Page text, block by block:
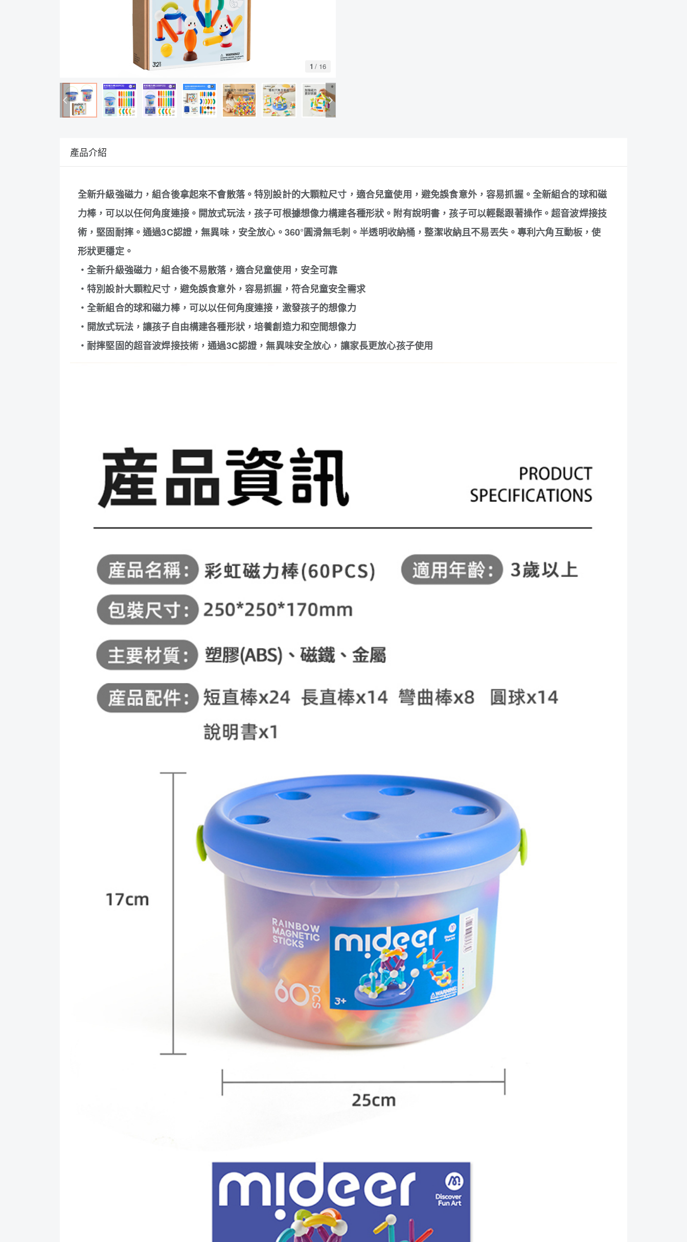
1 / 16
產品介紹
全新升級強磁力，組合後拿起來不會散落。特別設計的大顆粒尺寸，適合兒童使用，避免誤食意外，容易抓握。全新組合的球和磁
力棒，可以以任何角度連接。開放式玩法，孩子可根據想像力構建各種形狀。附有說明書，孩子可以輕鬆跟著操作。超音波焊接技
術，堅固耐摔。通過3C認證，無異味，安全放心。360°圓滑無毛刺。半透明收納桶，整潔收納且不易丟失。專利六角互動板，使
形狀更穩定。
・全新升級強磁力，組合後不易散落，適合兒童使用，安全可靠
・特別設計大顆粒尺寸，避免誤食意外，容易抓握，符合兒童安全需求
・全新組合的球和磁力棒，可以以任何角度連接，激發孩子的想像力
・開放式玩法，讓孩子自由構建各種形狀，培養創造力和空間想像力
・耐摔堅固的超音波焊接技術，通過3C認證，無異味安全放心，讓家長更放心孩子使用